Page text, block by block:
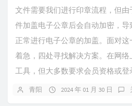
文件需要我们进行印章流程，但
件加盖电子公章后会自动加密，
正常进行电子公章的加盖。面对
着急，四处寻找解决方案。在网络
工具，但大多数要求会员资格或登
青阳 2024 年 01 月 30 日